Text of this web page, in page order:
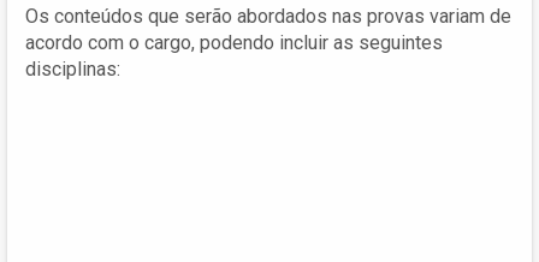
Os conteúdos que serão abordados nas provas variam de
acordo com o cargo, podendo incluir as seguintes
disciplinas: